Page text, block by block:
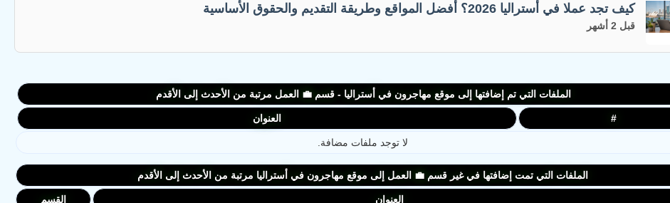
كيف تجد عملا في أستراليا 2026؟ أفضل المواقع وطريقة التقديم والحقوق الأساسية
قبل 2 أشهر
الملفات التي تم إضافتها إلى موقع مهاجرون في أستراليا - قسم 💼 العمل مرتبة من الأحدث إلى الأقدم
# العنوان
لا توجد ملفات مضافة.
الملفات التي تمت إضافتها في غير قسم 💼 العمل إلى موقع مهاجرون في أستراليا مرتبة من الأحدث إلى الأقدم
العنوان القسم